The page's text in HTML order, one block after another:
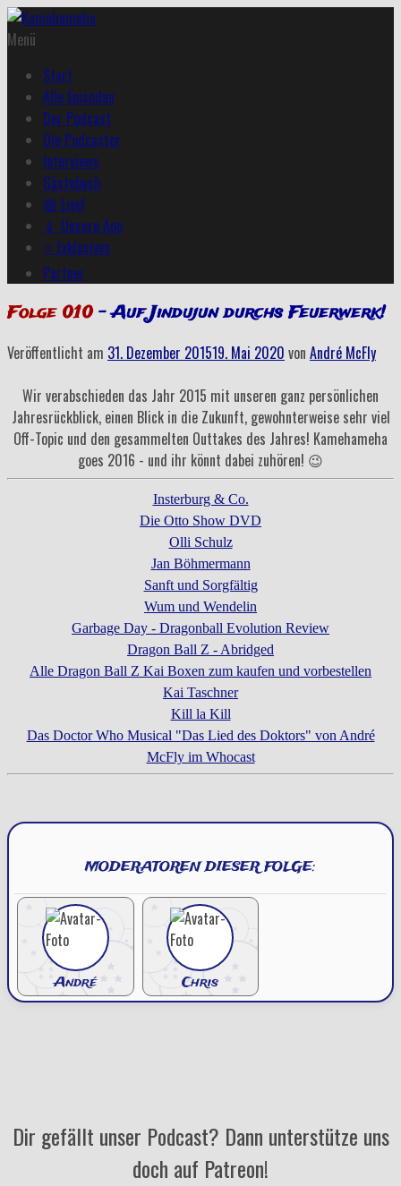
Menü
Start
Alle Episoden
Der Podcast
Die Podcaster
Interviews
Gästebuch
🔴 Live!
📱 Unsere App
⭐ Exklusives
Partner
Folge 010– Auf Jindujun durchs Feuerwerk!
Veröffentlicht am 31. Dezember 201519. Mai 2020 von André McFly
Wir verabschieden das Jahr 2015 mit unseren ganz persönlichen
Jahresrückblick, einen Blick in die Zukunft, gewohnterweise sehr viel
Off-Topic und den gesammelten Outtakes des Jahres! Kamehameha
goes 2016 - und ihr könnt dabei zuhören! 😉
Insterburg & Co.
Die Otto Show DVD
Olli Schulz
Jan Böhmermann
Sanft und Sorgfältig
Wum und Wendelin
Garbage Day - Dragonball Evolution Review
Dragon Ball Z - Abridged
Alle Dragon Ball Z Kai Boxen zum kaufen und vorbestellen
Kai Taschner
Kill la Kill
Das Doctor Who Musical "Das Lied des Doktors" von André
McFly im Whocast
MODERATOREN DIESER FOLGE:
André Chris
Dir gefällt unser Podcast? Dann unterstütze uns
doch auf Patreon!